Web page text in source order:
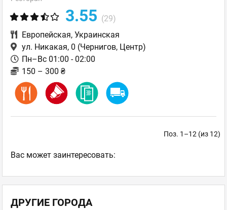
3.55 (29)
Европейская, Украинская
ул. Никакая, 0 (Чернигов, Центр)
Пн–Вс 01:00 - 02:00
150 – 300 ₴
Поз. 1–12 (из 12)
Ваc может заинтересовать:
ДРУГИЕ ГОРОДА